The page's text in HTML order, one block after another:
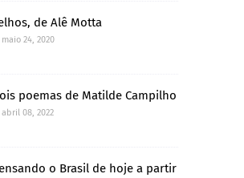
de Alê Motta
maio 24, 2020
poemas de Matilde Campilho
abril 08, 2022
o Brasil de hoje a partir